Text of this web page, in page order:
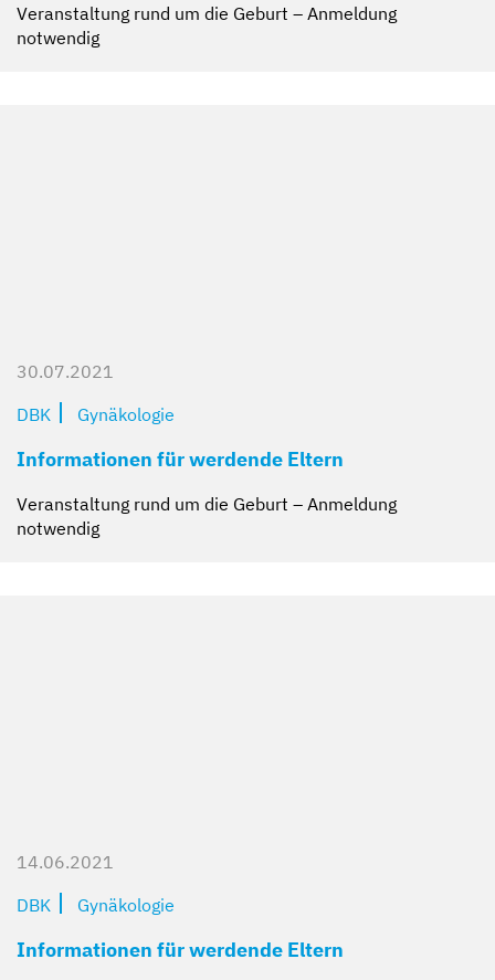
Veranstaltung rund um die Geburt – Anmeldung
notwendig
30.07.2021
DBK
Gynäkologie
Informationen für werdende Eltern
Veranstaltung rund um die Geburt – Anmeldung
notwendig
14.06.2021
DBK
Gynäkologie
Informationen für werdende Eltern